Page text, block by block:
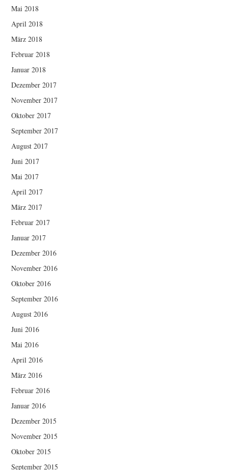
Mai 2018
April 2018
März 2018
Februar 2018
Januar 2018
Dezember 2017
November 2017
Oktober 2017
September 2017
August 2017
Juni 2017
Mai 2017
April 2017
März 2017
Februar 2017
Januar 2017
Dezember 2016
November 2016
Oktober 2016
September 2016
August 2016
Juni 2016
Mai 2016
April 2016
März 2016
Februar 2016
Januar 2016
Dezember 2015
November 2015
Oktober 2015
September 2015